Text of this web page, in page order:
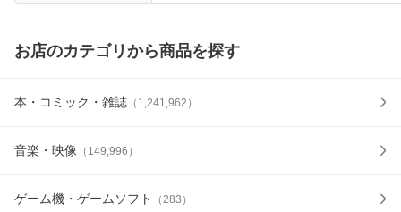
お店のカテゴリから商品を探す
本・コミック・雑誌 （ 1,241,962 ）
音楽・映像 （ 149,996 ）
ゲーム機・ゲームソフト （283 ）